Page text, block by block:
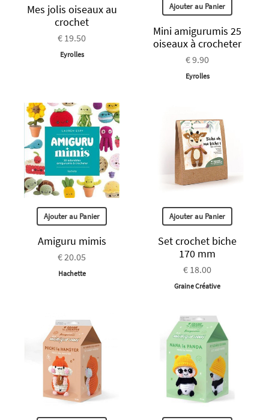
Mes jolis oiseaux au
crochet
€ 19.50
Eyrolles
Ajouter au Panier
Mini amigurumis 25
oiseaux à crocheter
€ 9.90
Eyrolles
Ajouter au Panier
Amiguru mimis
€ 20.05
Hachette
Ajouter au Panier
Set crochet biche
170 mm
€ 18.00
Graine Créative